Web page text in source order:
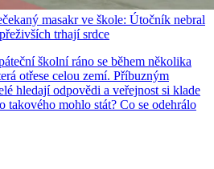
masakr ve škole: Útočník nebral
trhají srdce
školní ráno se během několika
otřese celou zemí. Příbuzným
hledají odpovědi a veřejnost si klade
takového mohlo stát? Co se odehrálo